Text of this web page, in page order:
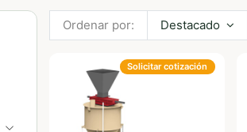
Ordenar por: Destacado
Solicitar cotización